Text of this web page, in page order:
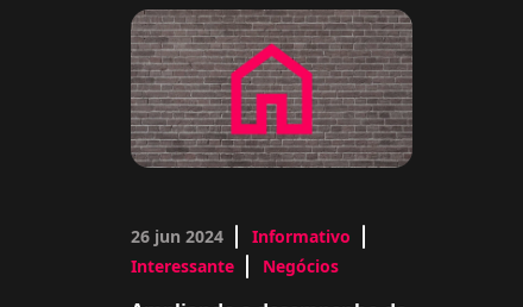
26 jun 2024
Informativo
Interessante
Negócios